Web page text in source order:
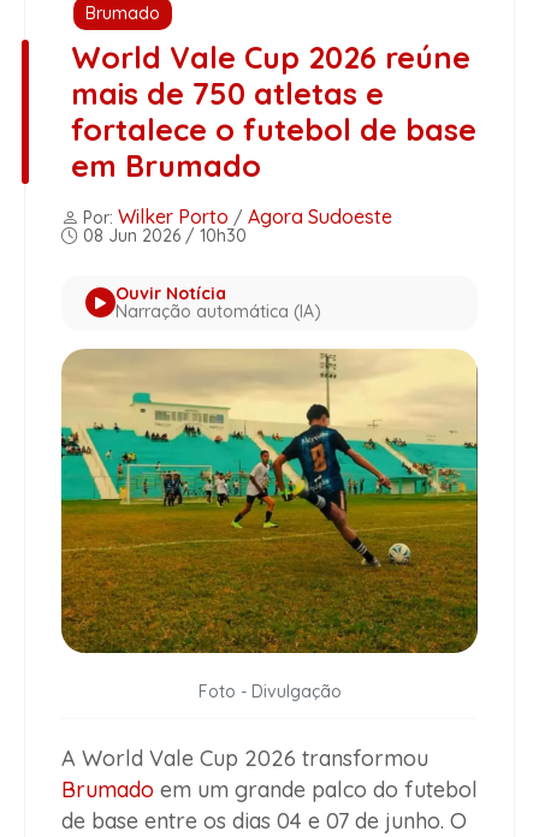
Brumado
World Vale Cup 2026 reúne
mais de 750 atletas e
fortalece o futebol de base
em Brumado
Por: Wilker Porto / Agora Sudoeste
08 Jun 2026 / 10h30
Ouvir Notícia
Narração automática (IA)
Foto - Divulgação
A World Vale Cup 2026 transformou
Brumado em um grande palco do futebol
de base entre os dias 04 e 07 de junho. O